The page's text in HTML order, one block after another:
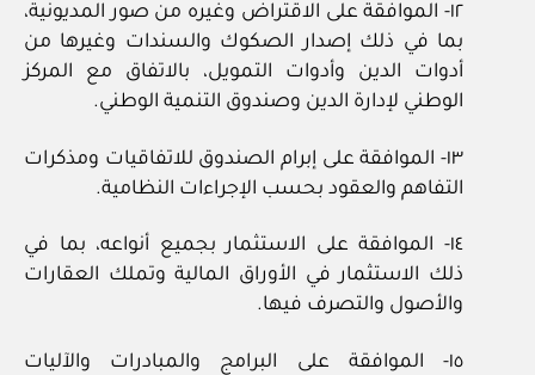
١٢- الموافقة على الاقتراض وغيره من صور المديونية،
بما في ذلك إصدار الصكوك والسندات وغيرها من
أدوات الدين وأدوات التمويل، بالاتفاق مع المركز
الوطني لإدارة الدين وصندوق التنمية الوطني.
١٣- الموافقة على إبرام الصندوق للاتفاقيات ومذكرات
التفاهم والعقود بحسب الإجراءات النظامية.
١٤- الموافقة على الاستثمار بجميع أنواعه، بما في
ذلك الاستثمار في الأوراق المالية وتملك العقارات
والأصول والتصرف فيها.
١٥- الموافقة على البرامج والمبادرات والآليات